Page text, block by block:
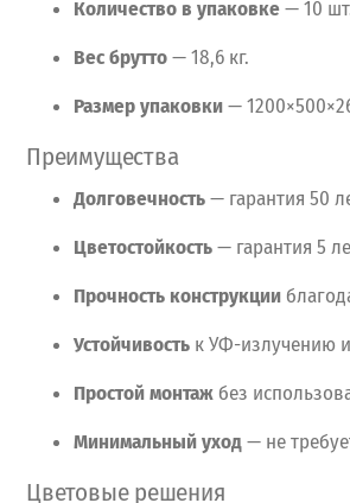
Количество в упаковке— 10
Весбрутто— 18,6 кг.
Размерупаковки—
Преимущества
Долговечность— гарантия 50
Цветостойкость— гарантия 5
Прочность конструкции
Устойчивость кУФ-излучению и
Простоймонтаж без
Минимальныйуход— не
Цветовыерешения